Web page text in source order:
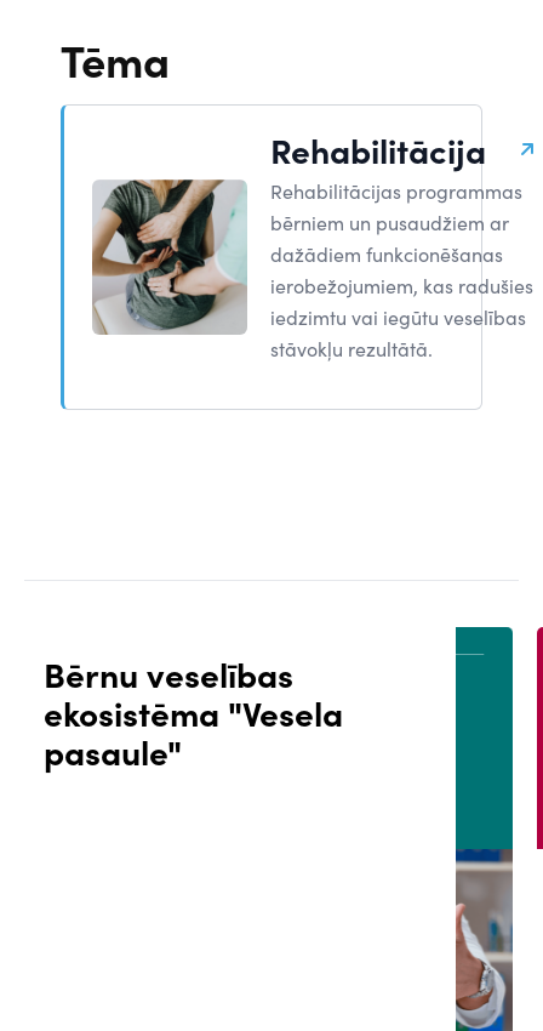
Tēma
Rehabilitācija
Rehabilitācijas programmas
bērniem un pusaudžiem ar
dažādiem funkcionēšanas
ierobežojumiem, kas radušies
iedzimtu vai iegūtu veselības
stāvokļu rezultātā.
Bērnu veselības
ekosistēma "Vesela
pasaule"
PACIENTA PORTĀLS